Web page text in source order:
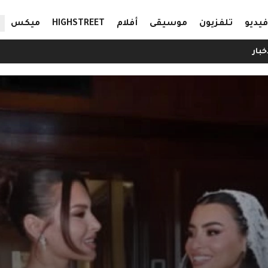
فيديو تلفزيون موسيقى أفلام HIGHSTREET ميكس